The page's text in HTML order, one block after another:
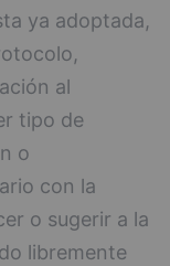
ya adoptada,
al
tipo de
o
con la
o sugerir a la
libremente